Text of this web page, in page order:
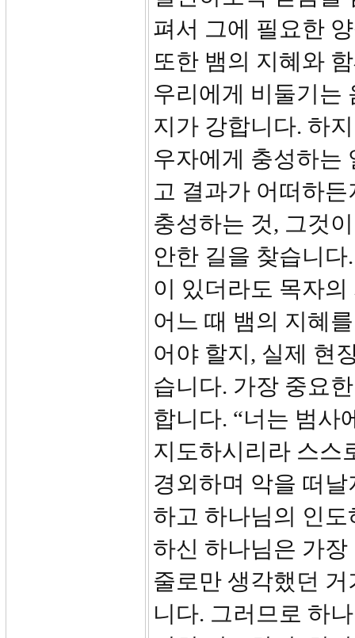
펴서 그에 필요한
또한 뱀의 지혜와
우리에게 비둘기는
지가 강합니다. 하
우자에게 충성하는
고 결과가 어떠하
충성하는 것, 그것
안한 길을 찾습니
이 있더라도 목자
어느 때 뱀의 지혜
어야 할지, 실제 현
습니다. 가장 중요
합니다. “너는 범사
지도하시리라 스스
경외하며 악을 떠
하고 하나님의 인
하신 하나님은 가
줄로만 생각했던
니다. 그러므로 하